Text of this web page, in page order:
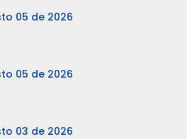
05 de 2026
05 de 2026
03 de 2026